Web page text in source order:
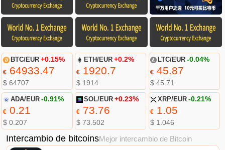
BTC/EUR +0.15%
€64933.47
$ 64707
ETH/EUR +0.2%
€ 1920.7
$ 1914
LTC/EUR -0.04%
€45.87
$ 45.71
ADA/EUR -0.91%
€0.21
$ 0.207
SOL/EUR +0.23%
€ 73.76
$ 73.502
XRP/EUR -0.21%
€1.05
$ 1.046
Intercambio de bitcoinsMejor intercambio de Bitcoin